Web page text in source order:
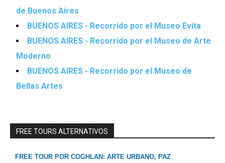
de Buenos Aires
BUENOS AIRES - Recorrido por el Museo Evita
BUENOS AIRES - Recorrido por el Museo de Arte
Moderno
BUENOS AIRES - Recorrido por el Museo de
Bellas Artes
FREE TOURS ALTERNATIVOS
FREE TOUR POR COGHLAN: ARTE URBANO, PAZ